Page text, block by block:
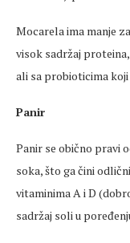
Mocarela ima manje
visok sadržaj
ali sa probioticima
Panir
Panir se obično pravi
soka, što ga čini
vitaminima A i D
sadržaj soli u